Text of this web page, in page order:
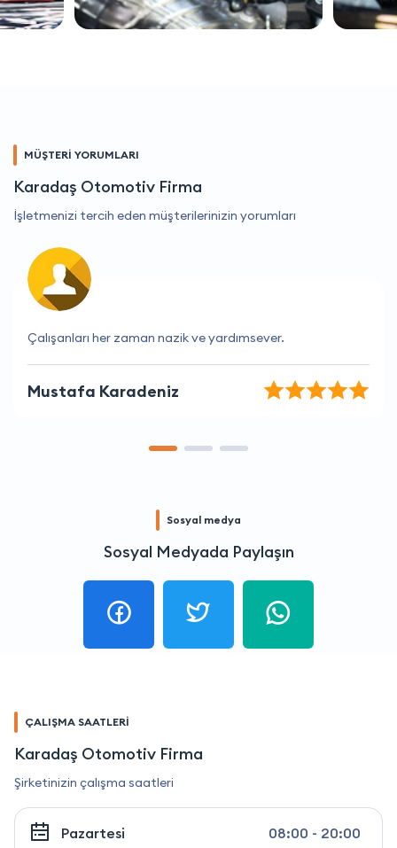
MÜŞTERİ YORUMLARI
Karadaş Otomotiv Firma
İşletmenizi tercih eden müşterilerinizin yorumları
Kesinlikle tavsiye ederim.
Leyla Gündüz
Sosyal medya
Sosyal Medyada Paylaşın
ÇALIŞMA SAATLERİ
Karadaş Otomotiv Firma
Şirketinizin çalışma saatleri
Pazartesi 08:00 - 20:00